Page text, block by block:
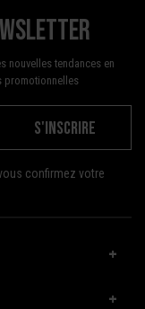
nouvelles tendances en
promotionnelles
S'INSCRIRE
confirmez votre